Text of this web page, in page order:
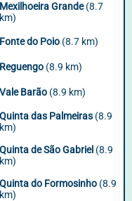
Mexilhoeira Grande(8.7
km)
Fonte do Poio (8.7 km)
Reguengo (8.9 km)
Vale Barão (8.9 km)
Quinta das Palmeiras (8.9
km)
Quinta de São Gabriel (8.9
km)
Quinta do Formosinho (8.9
km)